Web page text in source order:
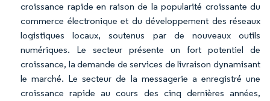
croissance rapide en raison de la popularité croissante du
commerce électronique et du développement des réseaux
logistiques locaux, soutenus par de nouveaux outils
numériques. Le secteur présente un fort potentiel de
croissance, la demande de services de livraison dynamisant
le marché. Le secteur de la messagerie a enregistré une
croissance rapide au cours des cinq dernières années,